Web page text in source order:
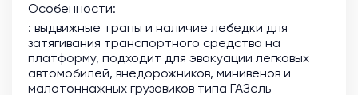
Особенности:
: выдвижные трапы и наличие лебедки для
затягивания транспортного средства на
платформу, подходит для эвакуации легковых
автомобилей, внедорожников, минивенов и
малотоннажных грузовиков типа ГАЗель